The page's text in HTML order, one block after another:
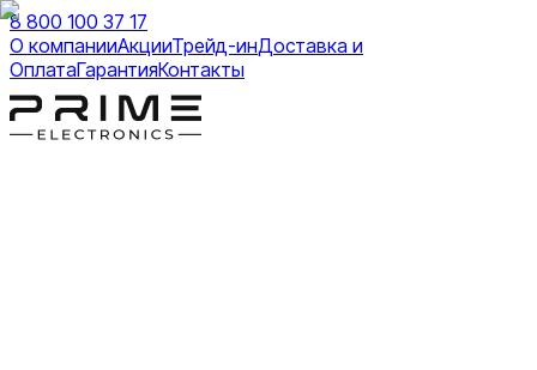
8 800 100 37 17
О компанииАкцииТрейд-инДоставка и
ОплатаГарантияКонтакты